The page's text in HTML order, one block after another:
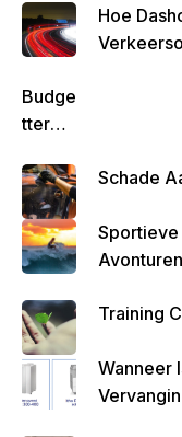
Hoe
Budge
Tteren
Belan
Grijk
Om
Zo
Geld
Over
Te
Houde
Schade
Sportieve
Training
Wanneer